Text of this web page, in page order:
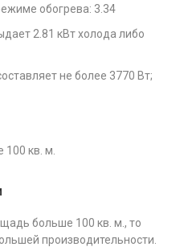
обогрева: 3.34
2.81 кВт холода либо
не более 3770 Вт;
кв. м.
больше 100 кв. м., то
производительности.